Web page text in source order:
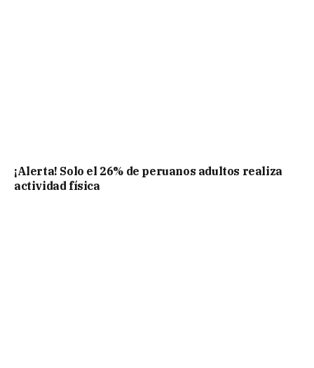
¡Alerta! Solo el 26% de peruanos adultos realiza
actividad física